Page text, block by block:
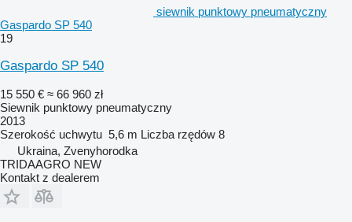
siewnik punktowy pneumatyczny
Gaspardo SP 540
19
Gaspardo SP 540
15 550 € ≈ 66 960 zł
Siewnik punktowy pneumatyczny
2013
Szerokość uchwytu 5,6 m Liczba rzędów 8
Ukraina, Zvenyhorodka
TRIDAAGRO NEW
Kontakt z dealerem